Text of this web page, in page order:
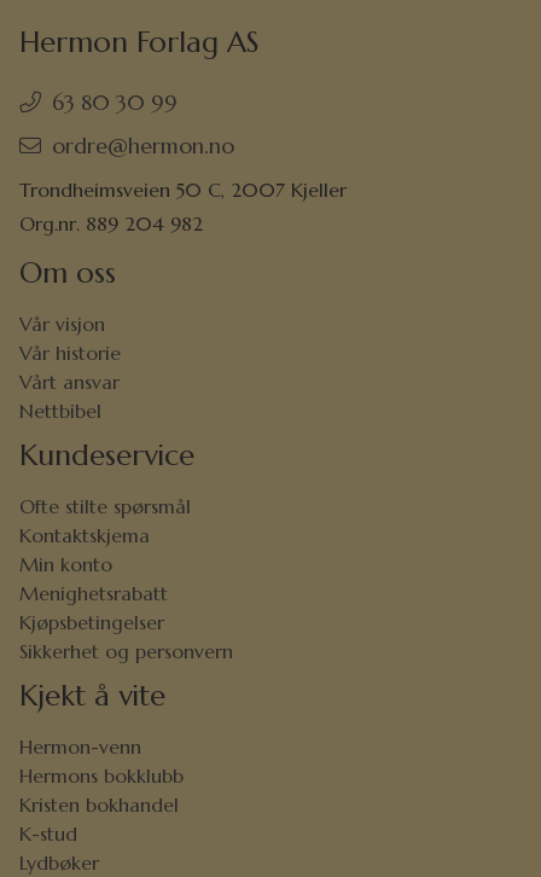
Hermon Forlag AS
63 80 30 99
ordre@hermon.no
Trondheimsveien 50 C, 2007 Kjeller
Org.nr. 889 204 982
Om oss
Vår visjon
Vår historie
Vårt ansvar
Nettbibel
Kundeservice
Ofte stilte spørsmål
Kontaktskjema
Min konto
Menighetsrabatt
Kjøpsbetingelser
Sikkerhet og personvern
Kjekt å vite
Hermon-venn
Hermons bokklubb
Kristen bokhandel
K-stud
Lydbøker